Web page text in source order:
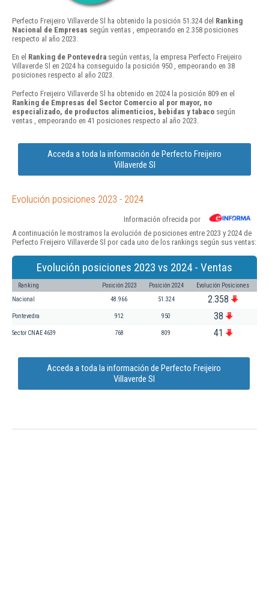
Perfecto Freijeiro Villaverde Sl ha obtenido la posición 51.324 del Ranking
Nacional de Empresas según ventas , empeorando en 2.358 posiciones
respecto al año 2023.
En el Ranking de Pontevedra según ventas, la empresa Perfecto Freijeiro
Villaverde Sl en 2024 ha conseguido la posición 950 , empeorando en 38
posiciones respecto al año 2023.
Perfecto Freijeiro Villaverde Sl ha obtenido en 2024 la posición 809 en el
Ranking de Empresas del Sector Comercio al por mayor, no
especializado, de productos alimenticios, bebidas y tabaco según
ventas , empeorando en 41 posiciones respecto al año 2023.
Acceda a toda la información de Perfecto Freijeiro
Villaverde Sl
Evolución posiciones 2023 - 2024
Información ofrecida por
A continuación le mostramos la evolución de posiciones entre 2023 y 2024 de
Perfecto Freijeiro Villaverde Sl por cada uno de los rankings según sus ventas:
Evolución posiciones 2023 vs 2024 - Ventas
Ranking Posición 2023 Posición 2024 Evolución Posiciones
Nacional 48.966 51.324 2.358
Pontevedra 912 950 38
Sector CNAE 4639 768 809 41
Acceda a toda la información de Perfecto Freijeiro
Villaverde Sl